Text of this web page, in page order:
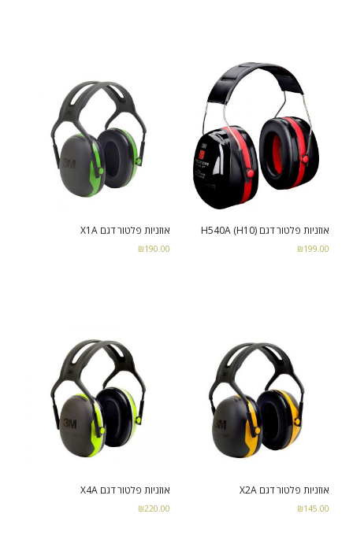
אוזניות פלטור דגם H540A (H10)
₪199.00
אוזניות פלטור דגם X1A
₪190.00
אוזניות פלטור דגם X2A
₪145.00
אוזניות פלטור דגם X4A
₪220.00